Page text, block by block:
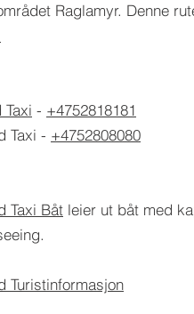
Raglamyr. Denne
Taxi - +4752818181
Taxi - +4752808080
Taxi Båt leier ut båt med
Turistinformasjon